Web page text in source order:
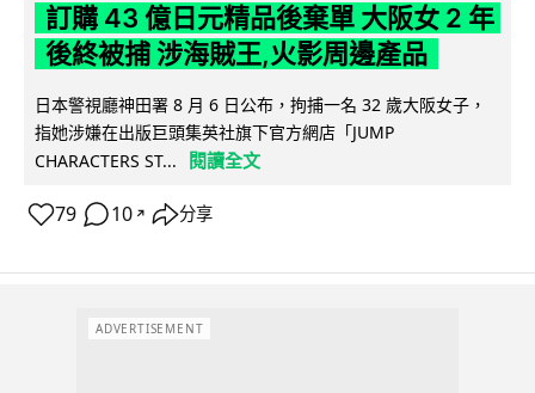
訂購 43 億日元精品後棄單 大阪女 2 年
後終被捕 涉海賊王,火影周邊產品
日本警視廳神田署 8 月 6 日公布，拘捕一名 32 歲大阪女子，
指她涉嫌在出版巨頭集英社旗下官方網店「JUMP
CHARACTERS ST...
閱讀全文
79 10 ↗ 分享
ADVERTISEMENT